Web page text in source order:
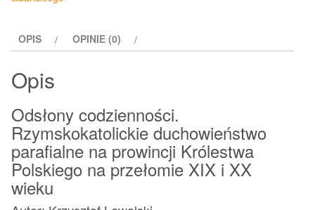
OPIS OPINIE (0)
Opis
Odsłony codzienności.
Rzymskokatolickie duchowieństwo
parafialne na prowincji Królestwa
Polskiego na przełomie XIX i XX
wieku